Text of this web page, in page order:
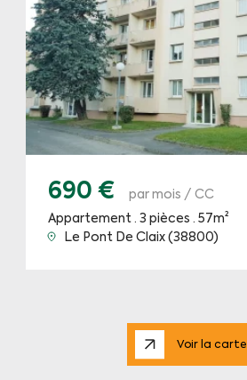
690 €
par mois / CC
Appartement · 3 pièces · 57m²
Le Pont De Claix (38800)
Voir la carte